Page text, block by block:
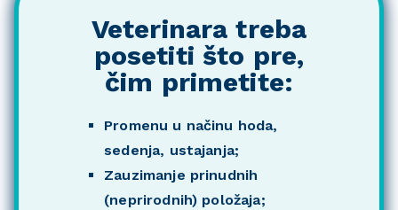
Veterinara treba
posetiti što pre,
čim primetite:
Promenu u načinu hoda,
sedenja, ustajanja;
Zauzimanje prinudnih
(neprirodnih) položaja;